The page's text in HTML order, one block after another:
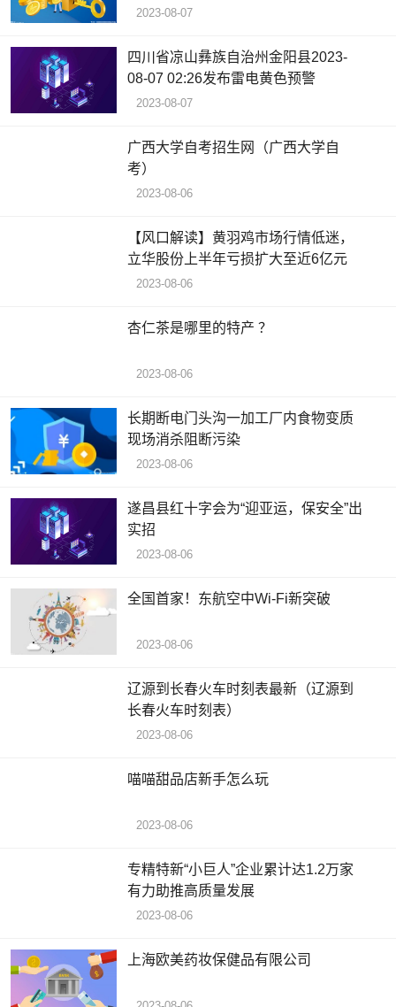
2023-08-07
四川省凉山彝族自治州金阳县2023-
08-07 02:26发布雷电黄色预警
2023-08-07
广西大学自考招生网（广西大学自
考）
2023-08-06
【风口解读】黄羽鸡市场行情低迷，
立华股份上半年亏损扩大至近6亿元
2023-08-06
杏仁茶是哪里的特产 ？
2023-08-06
长期断电门头沟一加工厂内食物变质
现场消杀阻断污染
2023-08-06
遂昌县红十字会为“迎亚运，保安全”出
实招
2023-08-06
全国首家！东航空中Wi-Fi新突破
2023-08-06
辽源到长春火车时刻表最新（辽源到
长春火车时刻表）
2023-08-06
喵喵甜品店新手怎么玩
2023-08-06
专精特新“小巨人”企业累计达1.2万家
有力助推高质量发展
2023-08-06
上海欧美药妆保健品有限公司